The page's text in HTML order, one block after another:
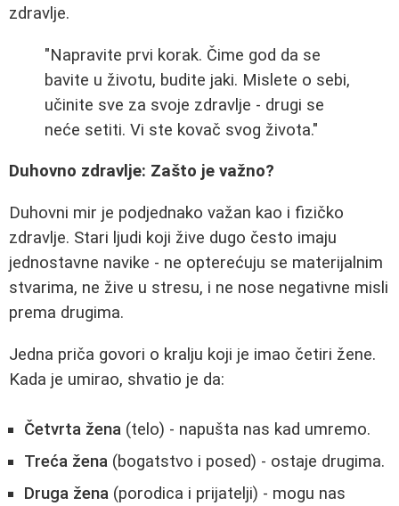
zdravlje.
"Napravite prvi korak. Čime god da se
bavite u životu, budite jaki. Mislete o sebi,
učinite sve za svoje zdravlje - drugi se
neće setiti. Vi ste kovač svog života."
Duhovno zdravlje: Zašto je važno?
Duhovni mir je podjednako važan kao i fizičko
zdravlje. Stari ljudi koji žive dugo često imaju
jednostavne navike - ne opterećuju se materijalnim
stvarima, ne žive u stresu, i ne nose negativne misli
prema drugima.
Jedna priča govori o kralju koji je imao četiri žene.
Kada je umirao, shvatio je da:
Četvrta žena (telo) - napušta nas kad umremo.
Treća žena (bogatstvo i posed) - ostaje drugima.
Druga žena (porodica i prijatelji) - mogu nas